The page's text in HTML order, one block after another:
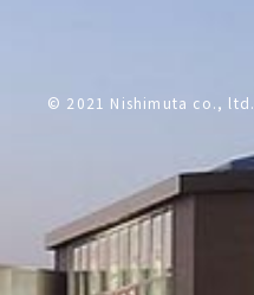
© 2021 Nishimuta co., ltd.